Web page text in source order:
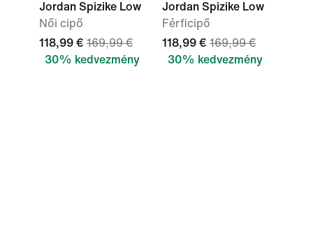
Jordan Spizike Low
Női cipő
118,99 € 169,99 €
30% kedvezmény
Jordan Spizike Low
Férficipő
118,99 € 169,99 €
30% kedvezmény